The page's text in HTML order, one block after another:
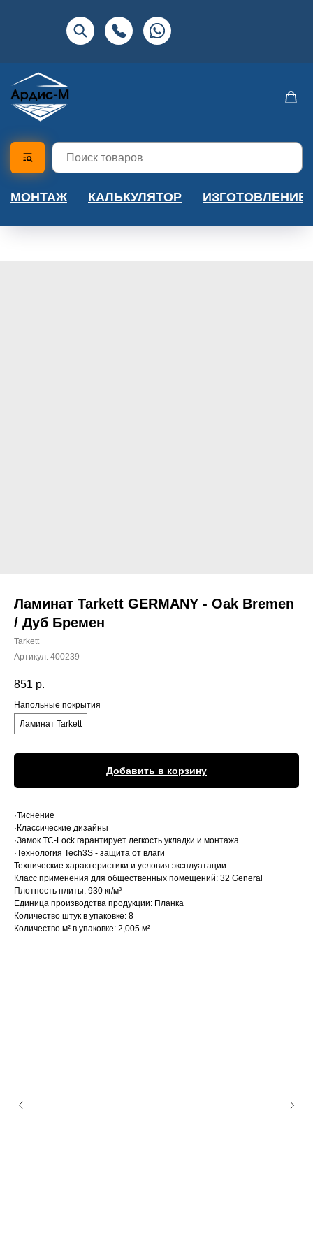
МОНТАЖ КАЛЬКУЛЯТОР ИЗГОТОВЛЕНИЕ
Ламинат Tarkett GERMANY - Oak Bremen
/ Дуб Бремен
Tarkett
Артикул: 400239
851 р.
Напольные покрытия
Ламинат Tarkett
Добавить в корзину
·Тиснение
·Классические дизайны
·Замок TC-Lock гарантирует легкость укладки и монтажа
·Технология Tech3S - защита от влаги
Технические характеристики и условия эксплуатации
Класс применения для общественных помещений: 32 General
Плотность плиты: 930 кг/м³
Единица производства продукции: Планка
Количество штук в упаковке: 8
Количество м² в упаковке: 2,005 м²